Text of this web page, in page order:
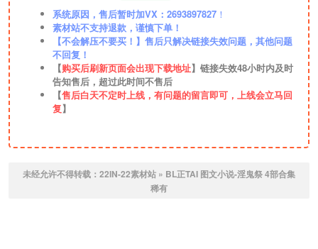
系统原因，售后暂时加VX：2693897827 ！
素材站不支持退款，谨慎下单！
【不会解压不要买！】售后只解决链接失效问题，其他问题
不回复！
【购买后刷新页面会出现下载地址】链接失效48小时内及时
告知售后，超过此时间不售后
【售后白天不定时上线，有问题的留言即可，上线会立马回
复】
未经允许不得转载： 22IN-22素材站 » BL正TAI 图文小说-淫鬼祭 4部合集
稀有